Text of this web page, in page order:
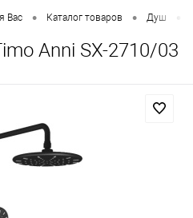
Вас • Каталог товаров • Душ
Anni SX-2710/03